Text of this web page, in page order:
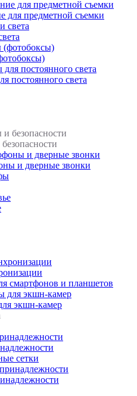
для предметной съемки
постоянного света
и дверные звонки
смартфонов и планшетов
экшн-камер
сетки